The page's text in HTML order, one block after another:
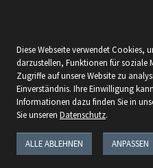
Wir sind zertifiziert nach:
ISO 9001 | ISO 14001 | ISO 27001 |
Folgen Sie uns:
Impressum Datenschutz Cookie-
Diese Webseite verwendet Cookies,
darzustellen, Funktionen für soziale
Zugriffe auf unsere Website zu
Einverständnis. Ihre Einwilligung
Informationen dazu finden Sie in
Sie unseren Datenschutz.
ALLE ABLEHNEN ANPASSEN